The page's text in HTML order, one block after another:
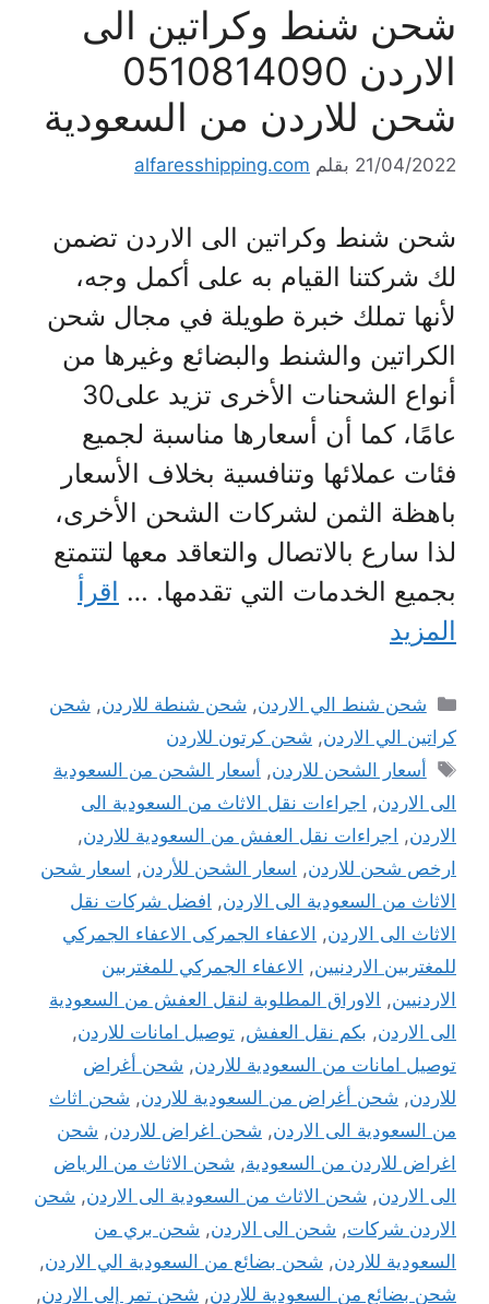
شحن شنط وكراتين الى
الاردن 0510814090
شحن للاردن من السعودية
21/04/2022 بقلم alfaresshipping.com
شحن شنط وكراتين الى الاردن تضمن
لك شركتنا القيام به على أكمل وجه،
لأنها تملك خبرة طويلة في مجال شحن
الكراتين والشنط والبضائع وغيرها من
أنواع الشحنات الأخرى تزيد على30
عامًا، كما أن أسعارها مناسبة لجميع
فئات عملائها وتنافسية بخلاف الأسعار
باهظة الثمن لشركات الشحن الأخرى،
لذا سارع بالاتصال والتعاقد معها لتتمتع
بجميع الخدمات التي تقدمها. … اقرأ
المزيد
التصنيفات
شحن شنط الي الاردن, شحن شنطة للاردن, شحن
كراتين الي الاردن, شحن كرتون للاردن
الوسوم
أسعار الشحن للاردن, أسعار الشحن من السعودية
الى الاردن, اجراءات نقل الاثاث من السعودية الى
الاردن, اجراءات نقل العفش من السعودية للاردن,
ارخص شحن للاردن, اسعار الشحن للأردن, اسعار شحن
الاثاث من السعودية الى الاردن, افضل شركات نقل
الاثاث الى الاردن,
الاعفاء الجمركى الاعفاء الجمركي
للمغتربين الاردنيين,
الاعفاء الجمركي للمغتربين
الاردنيين,
الاوراق المطلوبة لنقل العفش من السعودية
الى الاردن, بكم نقل العفش, توصيل امانات للاردن,
توصيل امانات من السعودية للاردن, شحن أغراض
للاردن, شحن أغراض من السعودية للاردن, شحن اثاث
من السعودية الى الاردن, شحن اغراض للاردن, شحن
اغراض للاردن من السعودية, شحن الاثاث من الرياض
الى الاردن, شحن الاثاث من السعودية الى الاردن, شحن
الاردن شركات, شحن الى الاردن, شحن بري من
السعودية للاردن, شحن بضائع من السعودية الي الاردن,
شحن بضائع من السعودية للاردن, شحن تمر إلى الاردن,